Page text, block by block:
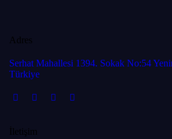
Adres
Serhat Mahallesi 1394. Sokak No:54
Türkiye
İletişim